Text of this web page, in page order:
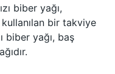
biber yağı,
bir takviye
biber yağı, baş